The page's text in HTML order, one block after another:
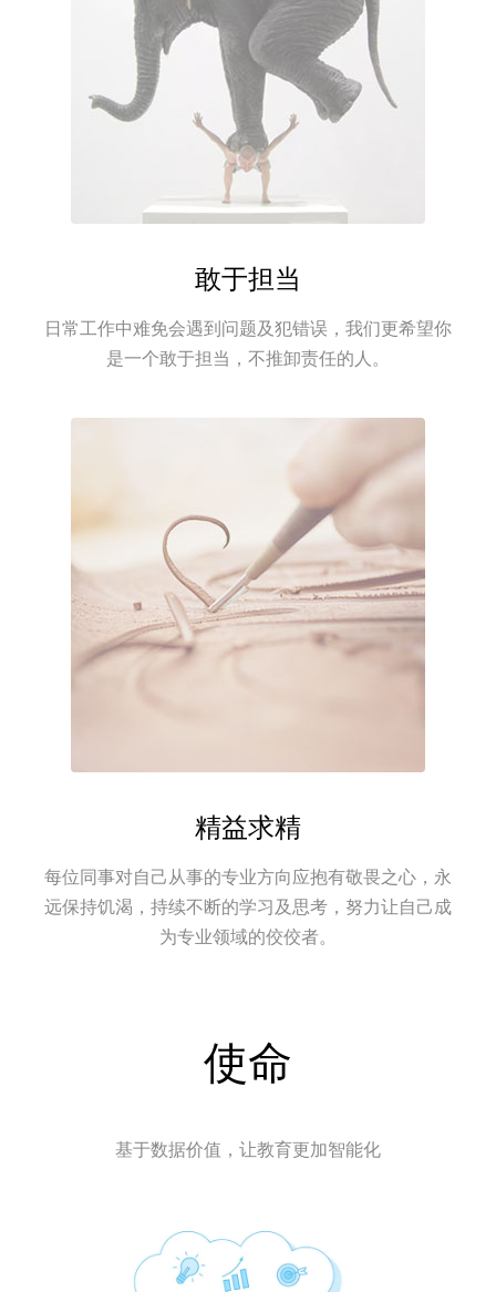
敢于担当
日常工作中难免会遇到问题及犯错误，我们更希望你
是一个敢于担当，不推卸责任的人。
精益求精
每位同事对自己从事的专业方向应抱有敬畏之心，永
远保持饥渴，持续不断的学习及思考，努力让自己成
为专业领域的佼佼者。
使命
基于数据价值，让教育更加智能化